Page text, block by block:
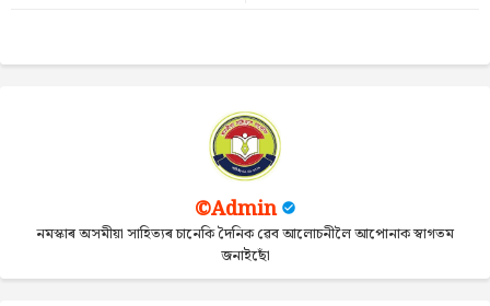
©Admin
নমস্কাৰ অসমীয়া সাহিত্যৰ চানেকি দৈনিক ৱেব আলোচনীলৈ আপোনাক স্বাগতম
জনাইছোঁ